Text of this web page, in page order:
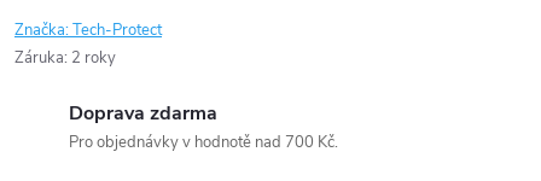
Značka:Tech-Protect
Záruka: 2 roky
Doprava zdarma
Pro objednávky v hodnotě nad 700 Kč.